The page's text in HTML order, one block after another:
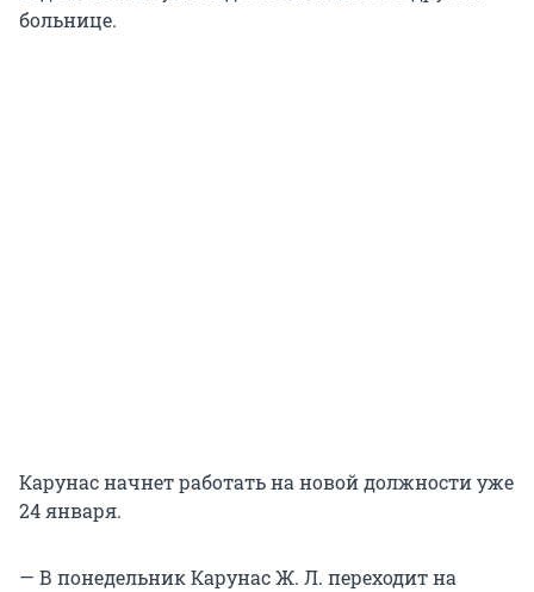
больнице.
Карунас начнет работать на новой должности уже
24 января.
— В понедельник Карунас Ж. Л. переходит на